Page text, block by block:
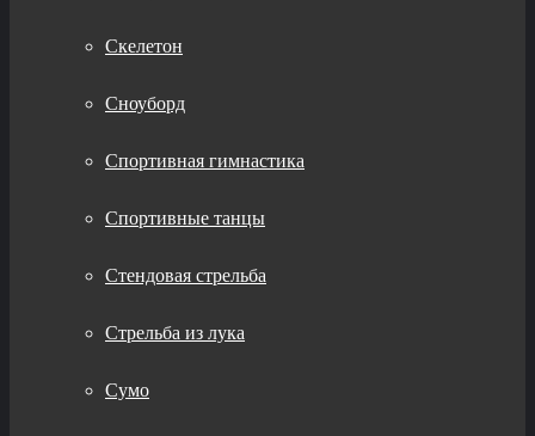
Скелетон
Сноуборд
Спортивная гимнастика
Спортивные танцы
Стендовая стрельба
Стрельба из лука
Сумо